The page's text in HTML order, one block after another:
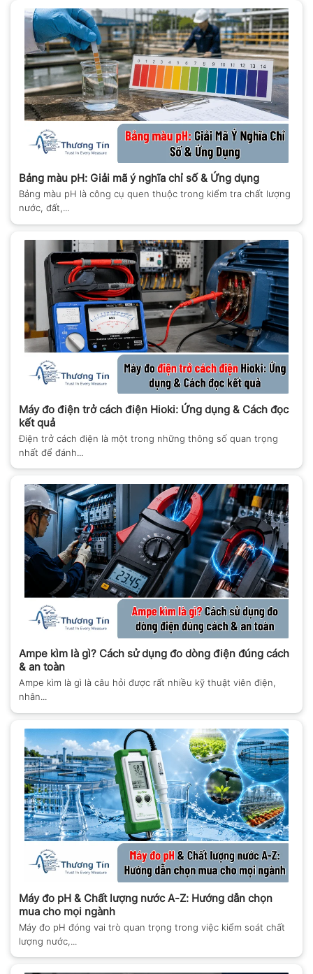
Bảng màu pH: Giải mã ý nghĩa chỉ số & Ứng dụng
Bảng màu pH là công cụ quen thuộc trong kiểm tra chất lượng
nước, đất,...
Máy đo điện trở cách điện Hioki: Ứng dụng & Cách đọc
kết quả
Điện trở cách điện là một trong những thông số quan trọng
nhất để đánh...
Ampe kìm là gì? Cách sử dụng đo dòng điện đúng cách
& an toàn
Ampe kìm là gì là câu hỏi được rất nhiều kỹ thuật viên điện,
nhân...
Máy đo pH & Chất lượng nước A-Z: Hướng dẫn chọn
mua cho mọi ngành
Máy đo pH đóng vai trò quan trọng trong việc kiểm soát chất
lượng nước,...